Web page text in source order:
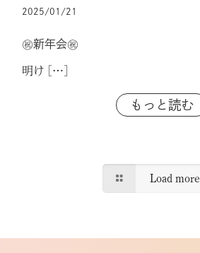
2025/01/21
㊗新年会㊗
明け […]
もっと読む
Load more